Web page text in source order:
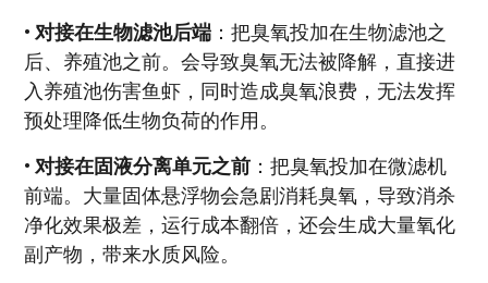
• 对接在生物滤池后端 ：把臭氧投加在生物滤池之
后、养殖池之前。会导致臭氧无法被降解，直接进
入养殖池伤害鱼虾，同时造成臭氧浪费，无法发挥
预处理降低生物负荷的作用。
• 对接在固液分离单元之前 ：把臭氧投加在微滤机
前端。大量固体悬浮物会急剧消耗臭氧，导致消杀
净化效果极差，运行成本翻倍，还会生成大量氧化
副产物，带来水质风险。